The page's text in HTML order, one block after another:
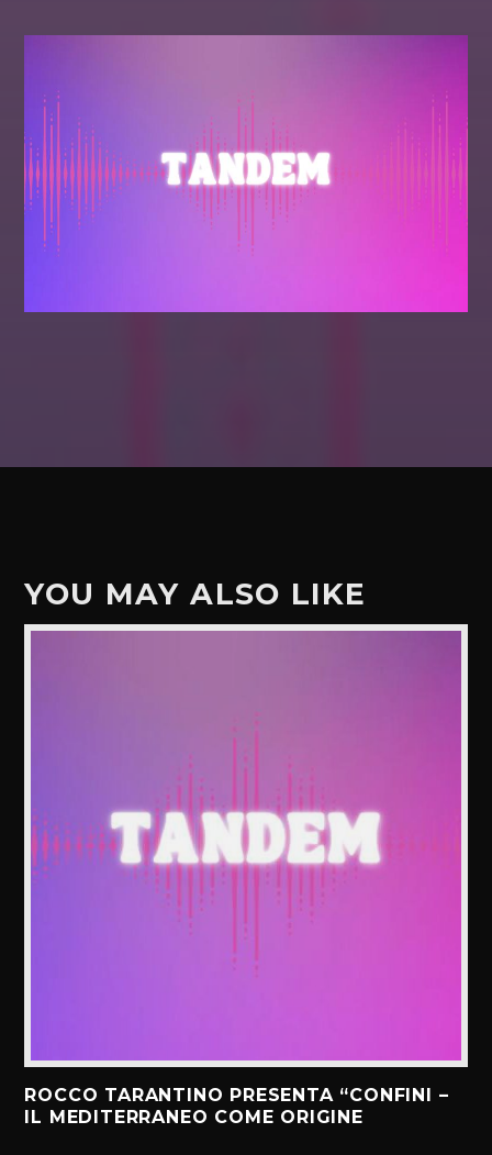
YOU MAY ALSO LIKE
ROCCO TARANTINO PRESENTA “CONFINI –
IL MEDITERRANEO COME ORIGINE